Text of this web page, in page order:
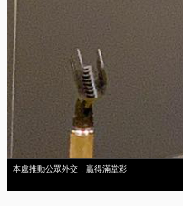
本處推動公眾外交，贏得滿堂彩